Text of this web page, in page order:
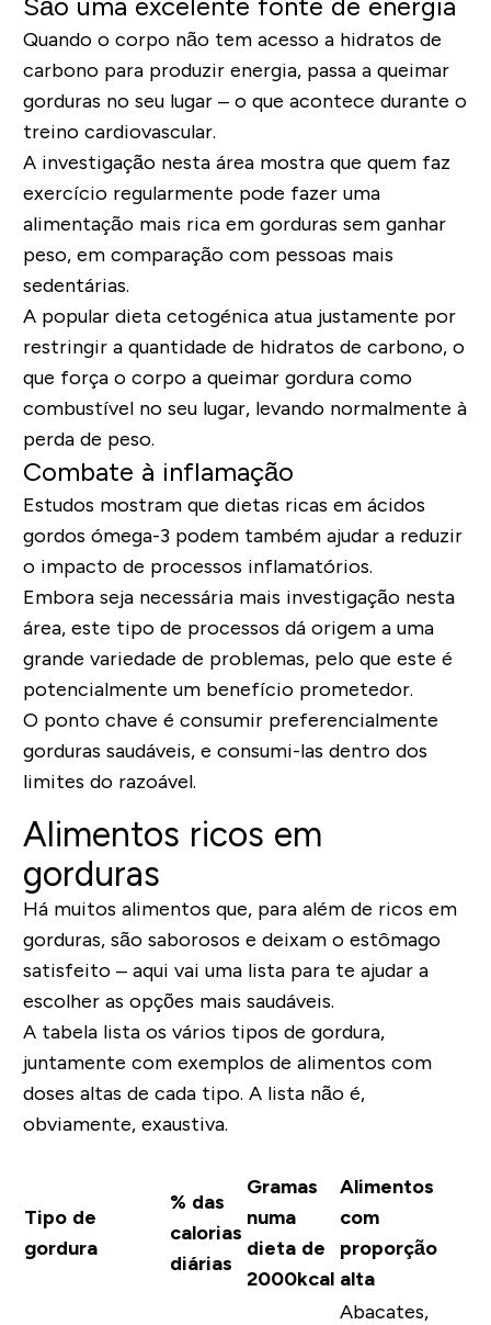
São uma excelente fonte de energia
Quando o corpo não tem acesso a hidratos de
carbono para produzir energia, passa a queimar
gorduras no seu lugar – o que acontece durante o
treino cardiovascular.
A investigação nesta área mostra que quem faz
exercício regularmente pode fazer uma
alimentação mais rica em gorduras sem ganhar
peso, em comparação com pessoas mais
sedentárias.
A popular dieta cetogénica atua justamente por
restringir a quantidade de hidratos de carbono, o
que força o corpo a queimar gordura como
combustível no seu lugar, levando normalmente à
perda de peso.
Combate à inflamação
Estudos mostram que dietas ricas em ácidos
gordos ómega-3 podem também ajudar a reduzir
o impacto de processos inflamatórios.
Embora seja necessária mais investigação nesta
área, este tipo de processos dá origem a uma
grande variedade de problemas, pelo que este é
potencialmente um benefício prometedor.
O ponto chave é consumir preferencialmente
gorduras saudáveis, e consumi-las dentro dos
limites do razoável.
Alimentos ricos em
gorduras
Há muitos alimentos que, para além de ricos em
gorduras, são saborosos e deixam o estômago
satisfeito – aqui vai uma lista para te ajudar a
escolher as opções mais saudáveis.
A tabela lista os vários tipos de gordura,
juntamente com exemplos de alimentos com
doses altas de cada tipo. A lista não é,
obviamente, exaustiva.
Tipo de
gordura
% das
calorias
diárias
Gramas
numa
dieta de
2000kcal
Alimentos
com
proporção
alta
Abacates,